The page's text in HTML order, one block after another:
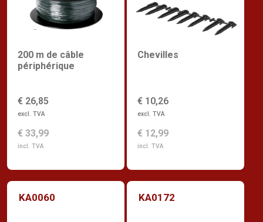
200 m de câble
périphérique
€ 26,85
excl. TVA
€ 33,99
incl. TVA
Chevilles
€ 10,26
excl. TVA
€ 12,99
incl. TVA
KA0060 KA0172